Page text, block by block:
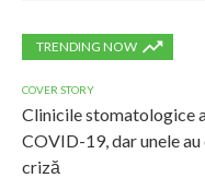
TRENDING NOW
COVER STORY
Clinicile stomatologice
COVID-19, dar unele
criză